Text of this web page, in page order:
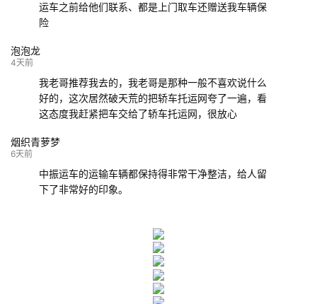
运车之前给他们联系、都是上门取车还赠送我车辆保
险
泡泡龙
4天前
我老哥推荐我去的，我老哥是那种一般不喜欢说什么
好的，这次居然破天荒的把轿车托运网夸了一遍，看
这态度我赶紧把车交给了轿车托运网，很放心
烟织青萝梦
6天前
中振运车的运输车辆都保持得非常干净整洁，给人留
下了非常好的印象。